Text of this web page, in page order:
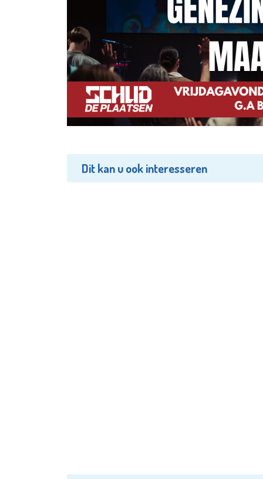
Dit kan u ook interesseren